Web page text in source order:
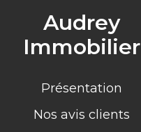
Audrey
Immobilier
Présentation
Nos avis clients